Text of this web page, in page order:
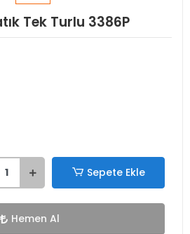
Tek Turlu 3386P
Sepete Ekle
Hemen Al